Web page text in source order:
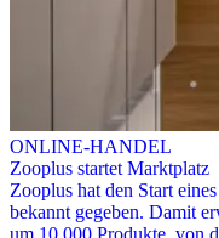
ONLINE-HANDEL
Zooplus startet Marktplatz
Zooplus hat den Start
bekannt gegeben. Damit
um 10.000 Produkte, von